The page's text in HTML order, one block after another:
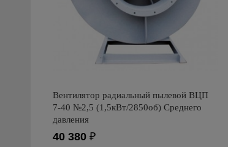
Вентилятор радиальный пылевой ВЦП
7-40 №2,5 (1,5кВт/2850об) Среднего
давления
40 380 ₽